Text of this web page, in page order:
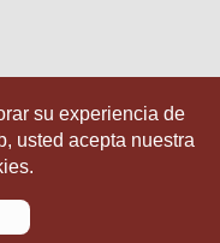
su experiencia de
usted acepta nuestra